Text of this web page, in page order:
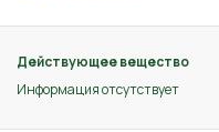
Действующее вещество
Информация отсутствует